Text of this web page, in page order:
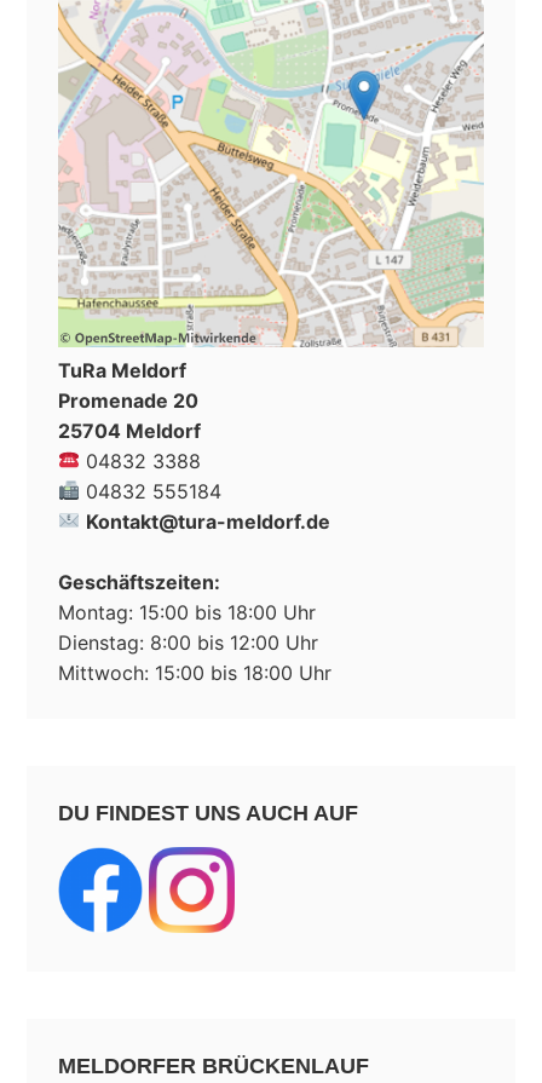
TuRa Meldorf
Promenade 20
25704 Meldorf
04832 3388
04832 555184
Kontakt@tura-meldorf.de
Geschäftszeiten:
Montag: 15:00 bis 18:00 Uhr
Dienstag: 8:00 bis 12:00 Uhr
Mittwoch: 15:00 bis 18:00 Uhr
DU FINDEST UNS AUCH AUF
MELDORFER BRÜCKENLAUF